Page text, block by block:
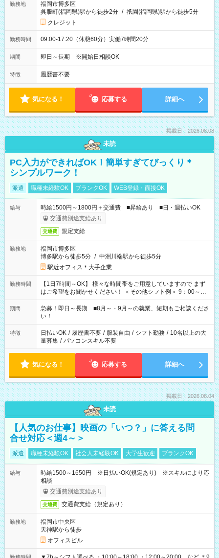
勤務地
福岡市博多区
呉服町(福岡県)駅から徒歩2分 / 祇園(福岡県)駅から徒歩5分
クレジット
勤務時間 09:00-17:20（休憩60分）実働7時間20分
期間 即日～長期 ※開始日相談OK
特徴 履歴書不要
気になる！ 応募する 詳細へ
掲載日：2026.08.08
未読
PC入力ができればOK！簡単すぎてびっくり＊
シンプルワーク！
派遣 職種未経験OK ブランクOK WEB登録・面接OK
給与
時給1500円～1800円＋交通費 ■昇給あり ■日・週払いOK
交通費別途支給あり
交通費 規定支給
勤務地
福岡市博多区
博多駅から徒歩5分 / 中洲川端駅から徒歩5分
駅近オフィス＊大手企業
勤務時間
【1日7時間～OK】 様々な時間帯をご用意していますので まず
はご希望をお聞かせください！ ＜その他シフト例＞ 9：00～
17：00 11：00～20：00 などなど！その他のお時間もOKで
す！
期間
急募！即日～長期 ■8月～・9月～の就業、短期もご相談くださ
い！
特徴 日払いOK / 履歴書不要 / 服装自由 / シフト勤務 / 10名以上の大
量募集 / パソコンスキル不要
気になる！ 応募する 詳細へ
掲載日：2026.08.04
未読
【人気のお仕事】映画の「いつ？」に答える問
合せ対応＜週4～＞
派遣 職種未経験OK 社会人未経験OK 大学生歓迎 ブランクOK
給与
時給1500～1650円 ※日払いOK(規定あり) ※スキルにより応
相談
交通費別途支給あり
交通費 交通費支給（規定あり）
勤務地
福岡市中央区
天神駅から徒歩
オフィスビル